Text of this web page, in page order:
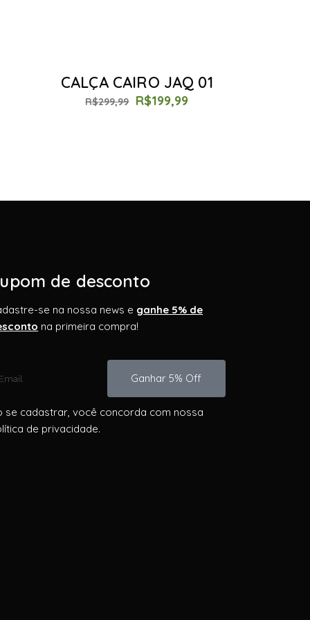
CALÇA CAIRO JAQ 01
R$299,99 R$199,99
de desconto
se na nossa news e ganhe 5% de
na primeira compra!
Ganhar 5% Off
se cadastrar, você concorda com nossa
de privacidade.